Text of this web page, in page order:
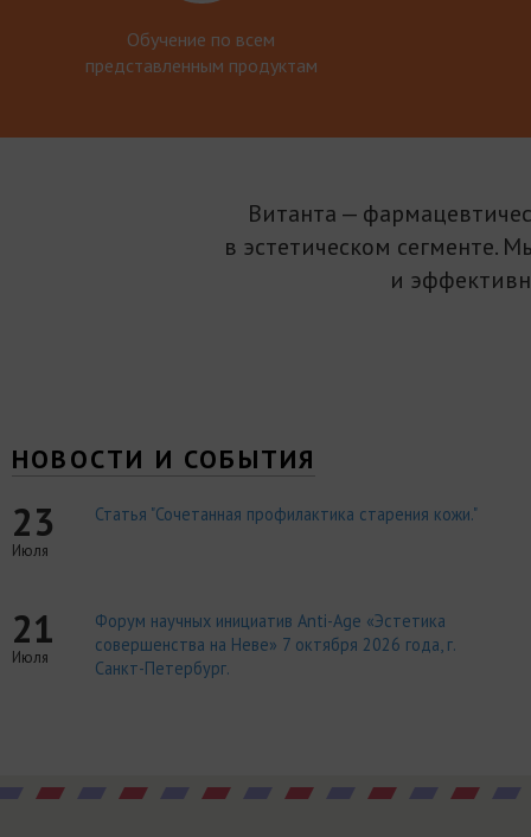
Обучение по всем
представленным продуктам
Витанта —
в эстетическом сегменте.
и
НОВОСТИ И СОБЫТИЯ
23
Июля
Статья "Сочетанная профилактика старения кожи."
21
Июля
Форум научных инициатив Anti-Age «Эстетика
совершенства на Неве» 7 октября 2026 года, г.
Санкт-Петербург.